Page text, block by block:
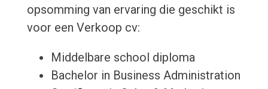
opsomming van ervaring die geschikt is
voor een Verkoop cv:
Middelbare school diploma
Bachelor in Business Administration